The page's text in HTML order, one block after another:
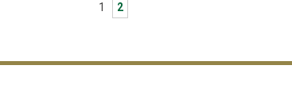
1 2